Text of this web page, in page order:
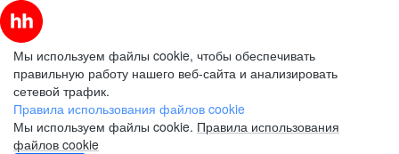
Мы используем файлы cookie, чтобы обеспечивать
правильную работу нашего веб-сайта и анализировать
сетевой трафик.
Правила использования файлов cookie
Мы используем файлы cookie. Правила использования
файлов cookie